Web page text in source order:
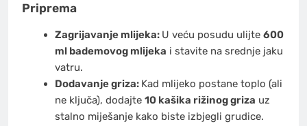
Priprema
Zagrijavanje mlijeka: U veću posudu ulijte 600
ml bademovog mlijeka i stavite na srednje jaku
vatru.
Dodavanje griza: Kad mlijeko postane toplo (ali
ne ključa), dodajte 10 kašika rižinog griza uz
stalno miješanje kako biste izbjegli grudice.